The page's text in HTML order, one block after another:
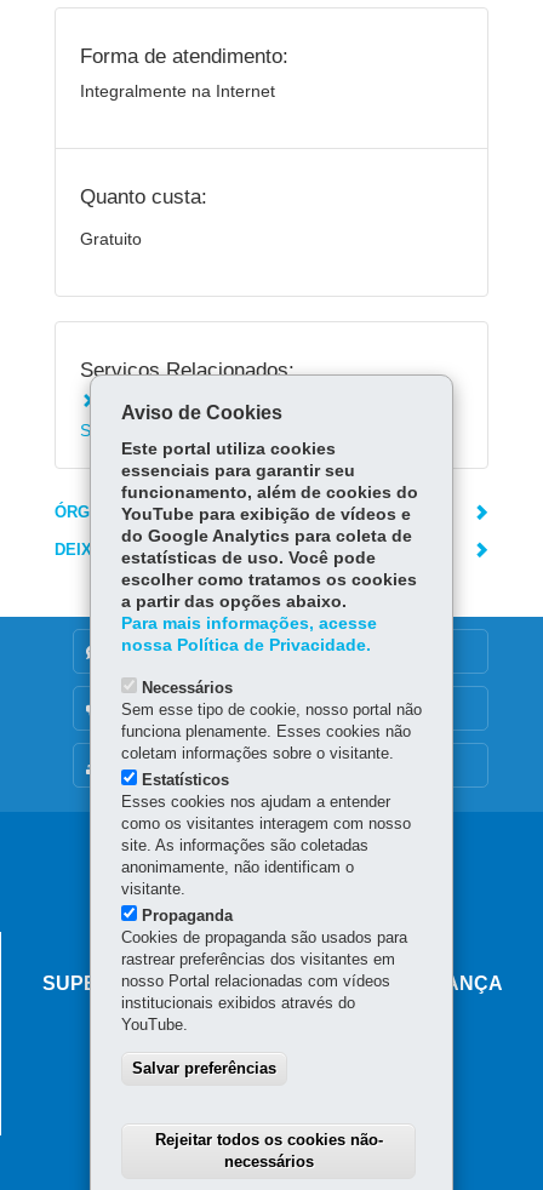
Forma de atendimento:
Integralmente na Internet
Quanto custa:
Gratuito
Serviços Relacionados:
Matricular-se em cursos técnicos da
Secretaria da Educação
ÓRGÃO RESPONSÁVEL
DEIXE SUA OPINIÃO
DENUNCIE CORRUPÇÃO
OUVIDORIA
Navegação
principal
AGÊNCIA DO MIGRANTE
SUPERINTENDÊNCIA-GERAL DE GOVERNANÇA
MIGRATÓRIA
80060-010-Curitiba
Aviso de Cookies
Este portal utiliza cookies
essenciais para garantir seu
funcionamento, além de cookies do
YouTube para exibição de vídeos e
do Google Analytics para coleta de
estatísticas de uso. Você pode
escolher como tratamos os cookies
a partir das opções abaixo.
Para mais informações, acesse
nossa Política de Privacidade.
Necessários
Sem esse tipo de cookie, nosso portal não
funciona plenamente. Esses cookies não
coletam informações sobre o visitante.
Estatísticos
Esses cookies nos ajudam a entender
como os visitantes interagem com nosso
site. As informações são coletadas
anonimamente, não identificam o
visitante.
Propaganda
Cookies de propaganda são usados para
rastrear preferências dos visitantes em
nosso Portal relacionadas com vídeos
institucionais exibidos através do
YouTube.
Salvar preferências
Rejeitar todos os cookies não-
necessários